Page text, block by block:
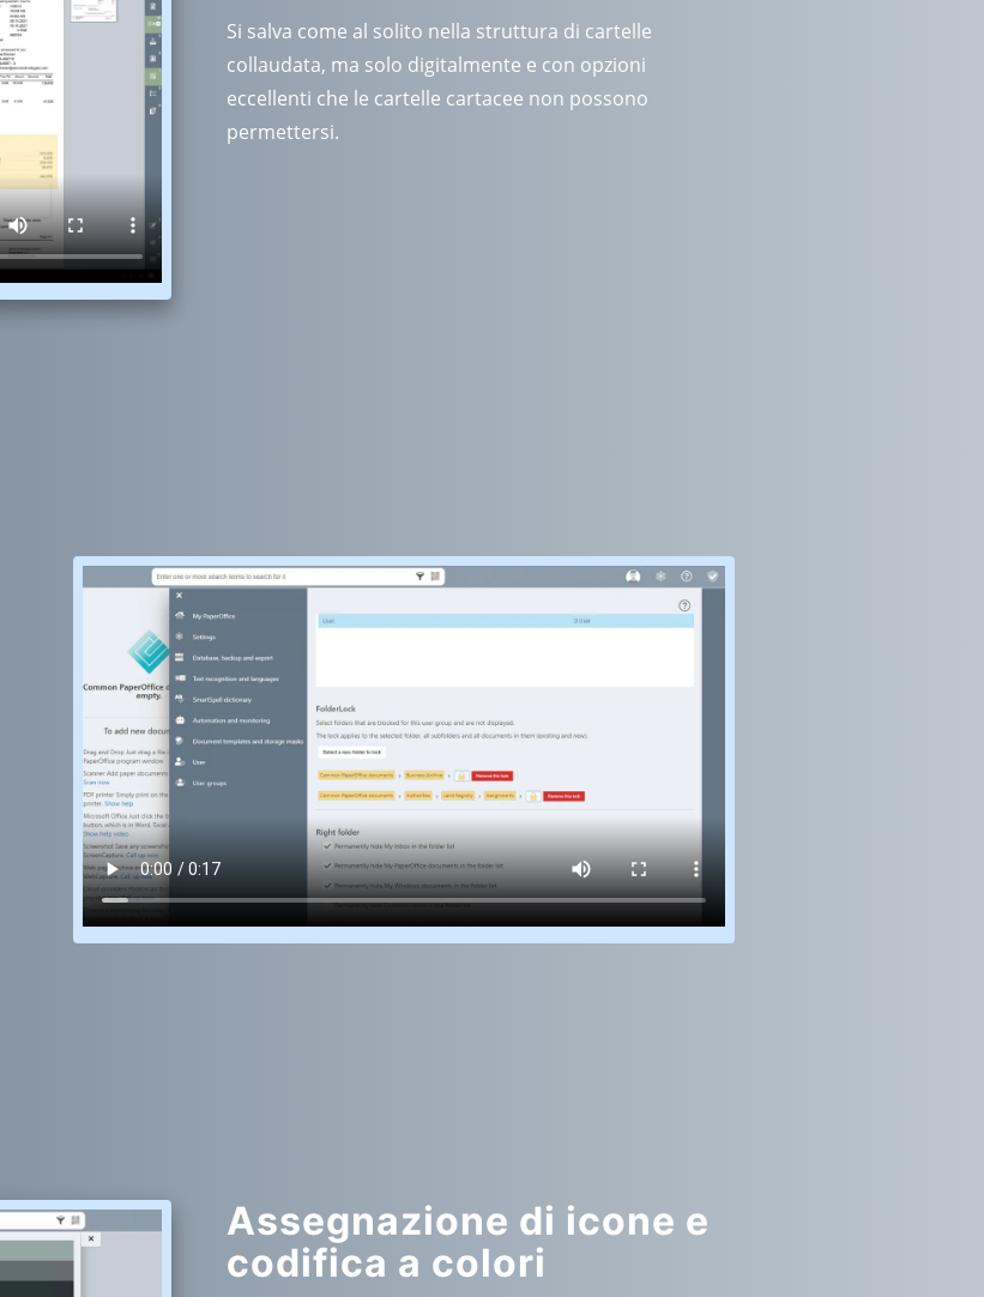
Si salva come al solito nella struttura di cartelle
collaudata, ma solo digitalmente e con opzioni
eccellenti che le cartelle cartacee non possono
permettersi.
Assegnazione di icone e
codifica a colori